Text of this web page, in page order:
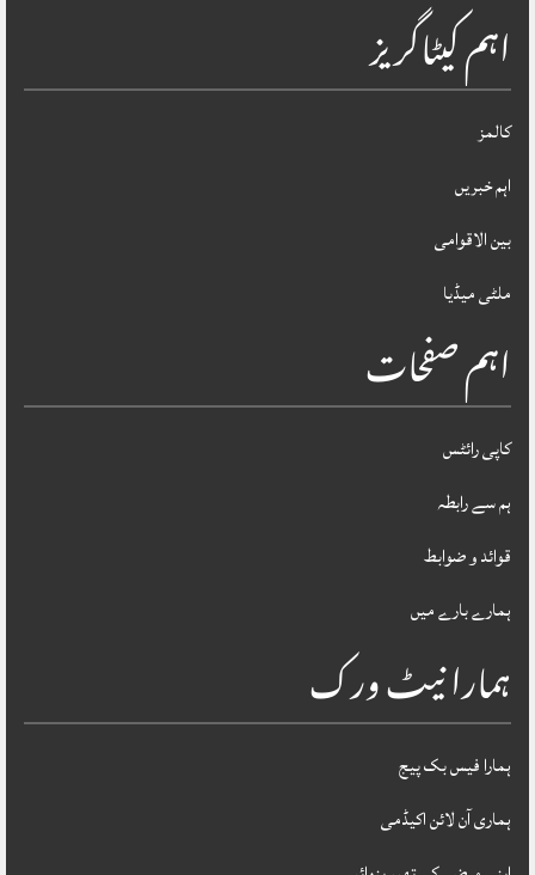
اہم کیٹاگریز
کالمز
اہم خبریں
بین الاقوامی
ملٹی میڈیا
اہم صفحات
کاپی رائٹس
ہم سے رابطہ
قوائد و ضوابط
ہمارے بارے میں
ہمارا نیٹ ورک
ہمارا فیس بک پیج
ہماری آن لائن اکیڈمی